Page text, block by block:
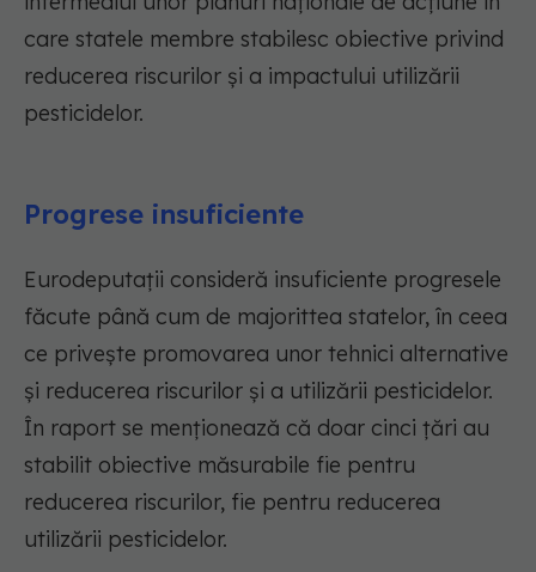
care statele membre stabilesc obiective privind
reducerea riscurilor și a impactului utilizării
pesticidelor.
Progrese insuficiente
Eurodeputații consideră insuficiente progresele
făcute până cum de majorittea statelor, în ceea
ce privește promovarea unor tehnici alternative
și reducerea riscurilor și a utilizării pesticidelor.
În raport se menționează că doar cinci țări au
stabilit obiective măsurabile fie pentru
reducerea riscurilor, fie pentru reducerea
utilizării pesticidelor.